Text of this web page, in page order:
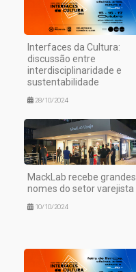
Interfaces da Cultura:
discussão entre
interdisciplinaridade e
sustentabilidade
28/10/2024
MackLab recebe grandes
nomes do setor varejista
10/10/2024